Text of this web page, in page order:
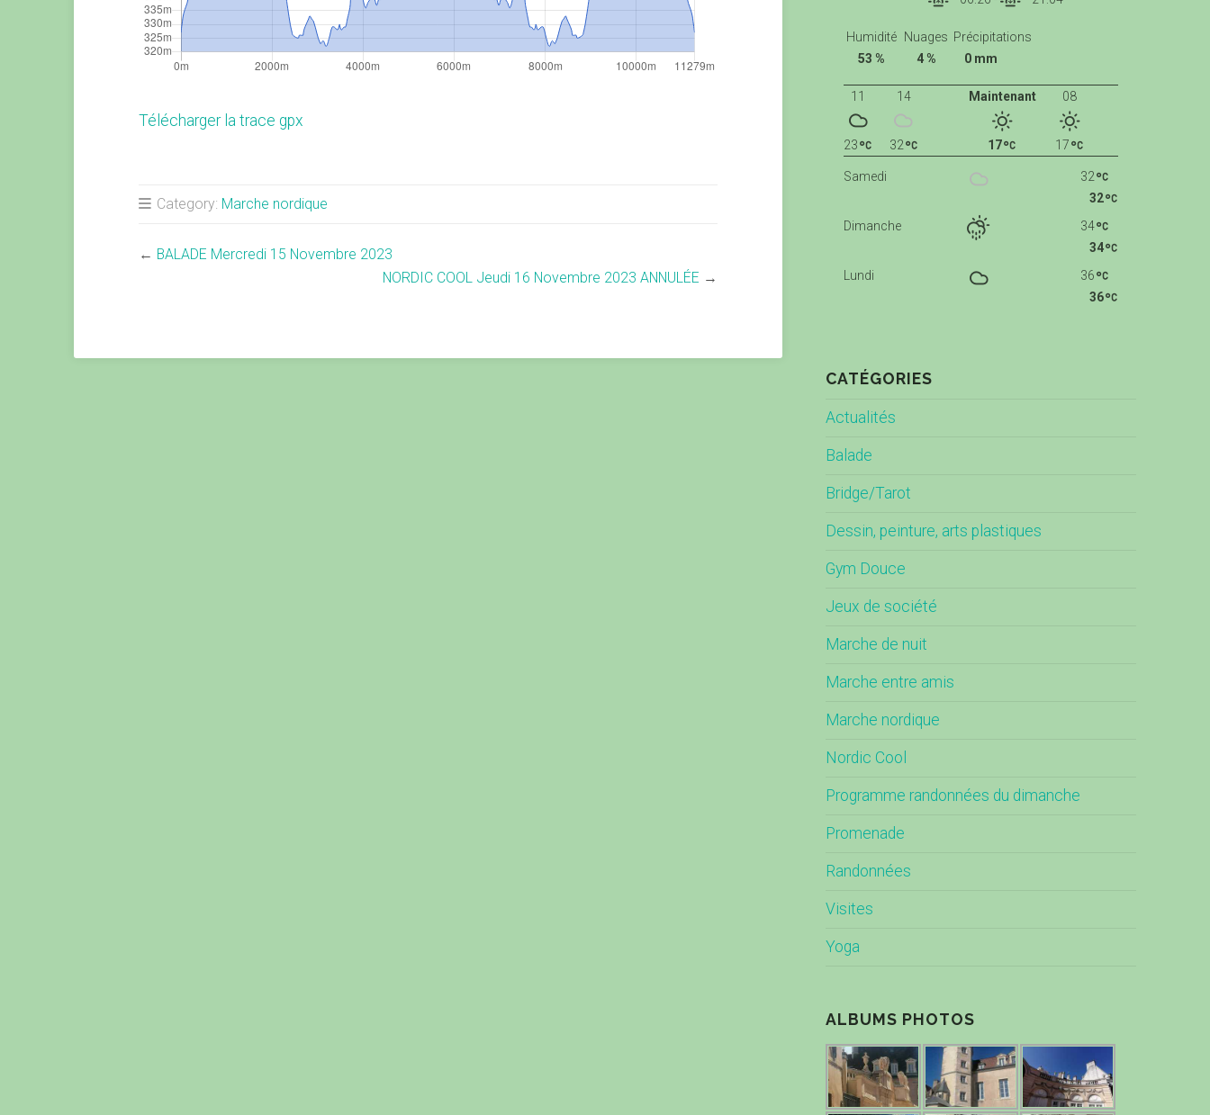
Télécharger la trace gpx
Category: Marche nordique
← BALADE Mercredi 15 Novembre 2023
NORDIC COOL Jeudi 16 Novembre 2023 ANNULÉE →
Humidité
53 %
Nuages
4 %
Précipitations
0 mm
Maintenant
17
08
17
11
23
14
32
Samedi
32
32
Dimanche
34
34
Lundi
36
36
CATÉGORIES
Actualités
Balade
Bridge/Tarot
Dessin, peinture, arts plastiques
Gym Douce
Jeux de société
Marche de nuit
Marche entre amis
Marche nordique
Nordic Cool
Programme randonnées du dimanche
Promenade
Randonnées
Visites
Yoga
ALBUMS PHOTOS